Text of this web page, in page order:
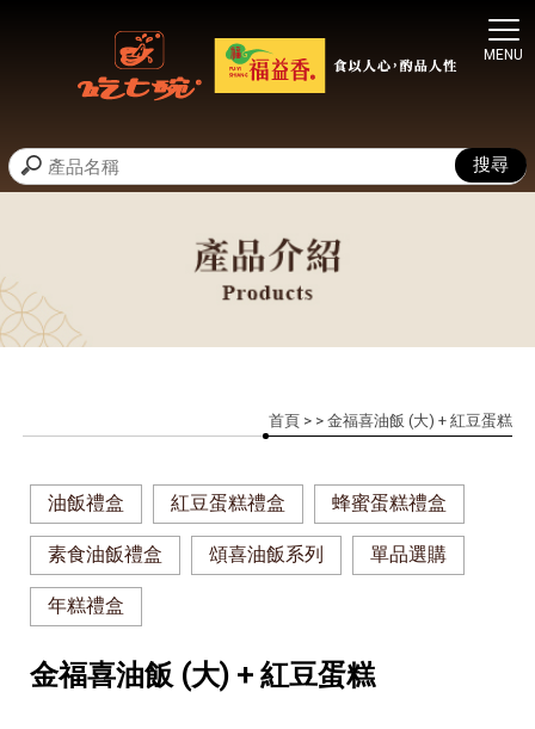
首頁 > > 金福喜油飯 (大) + 紅豆蛋糕
油飯禮盒 紅豆蛋糕禮盒 蜂蜜蛋糕禮盒
素食油飯禮盒 頌喜油飯系列 單品選購
年糕禮盒
金福喜油飯 (大) + 紅豆蛋糕